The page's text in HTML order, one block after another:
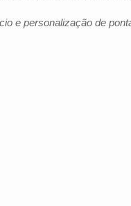
e personalização de